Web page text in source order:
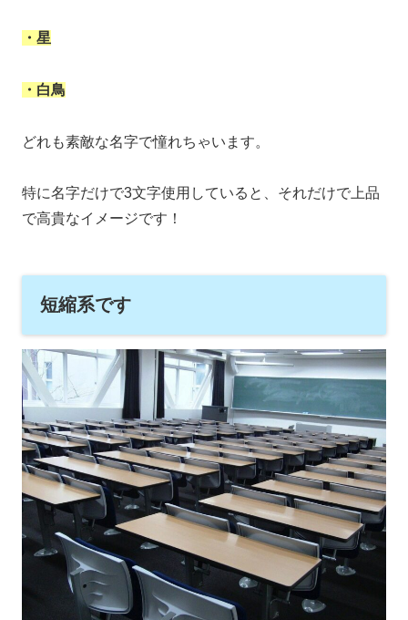
・星
・白鳥
どれも素敵な名字で憧れちゃいます。
特に名字だけで3文字使用していると、それだけで上品
で高貴なイメージです！
短縮系です